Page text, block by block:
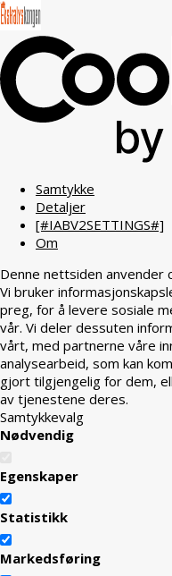
Samtykke
Detaljer
[#IABV2SETTINGS#]
Om
Denne nettsiden anvender
Vi bruker
preg, for å levere sosiale
vår. Vi deler dessuten
vårt, med partnerne våre
analysearbeid, som kan
gjort tilgjengelig for dem,
av tjenestene deres.
Samtykkevalg
Nødvendig
Egenskaper
Statistikk
Markedsføring